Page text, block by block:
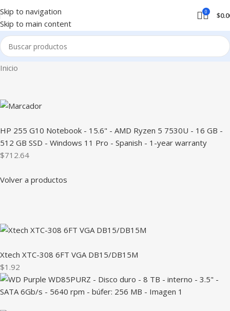
Skip to navigation
Skip to main content
0 $
Inicio
HP 255 G10 Notebook - 15.6" - AMD Ryzen 5 7530U - 16 GB -
512 GB SSD - Windows 11 Pro - Spanish - 1-year warranty
$712.64
Volver a productos
Xtech XTC-308 6FT VGA DB15/DB15M
$1.92